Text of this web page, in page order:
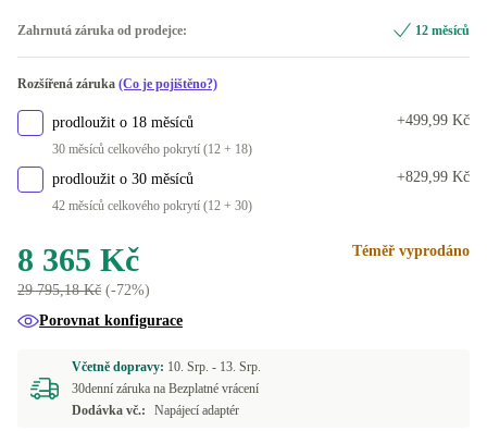
FI (finština)
FR (francouzština)
PT (portugalština)
UK (angličtina)
DK (dánština)
Zahrnutá záruka od prodejce: 12 měsíců
Rozšířená záruka (Co je pojištěno?)
prodloužit o 18 měsíců
30 měsíců celkového pokrytí (12 + 18)
+499,99 Kč
prodloužit o 30 měsíců
42 měsíců celkového pokrytí (12 + 30)
+829,99 Kč
8 365 Kč
29 795,18 Kč (-72%)
Téměř vyprodáno
Porovnat konfigurace
Včetně dopravy: 10. Srp. - 13. Srp.
30denní záruka na Bezplatné vrácení
Dodávka vč.:
Napájecí adaptér